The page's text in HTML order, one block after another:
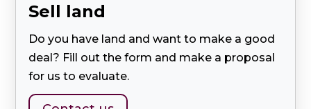
Sell ​​land
Do you have land and want to make a good
deal? Fill out the form and make a proposal
for us to evaluate.